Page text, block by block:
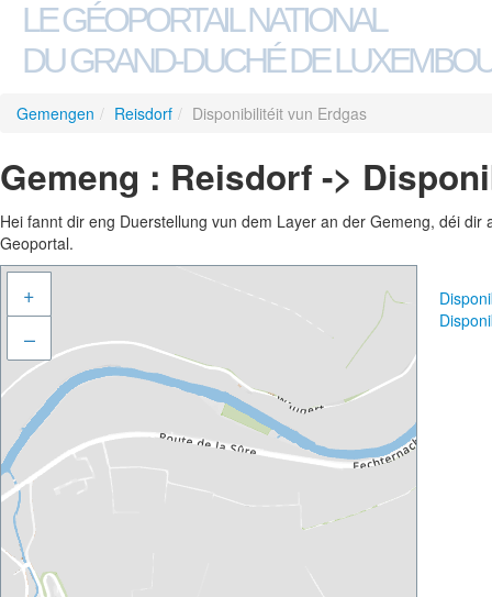
LE GÉOPORTAIL NATIONAL
DU GRAND-DUCHÉ DE
Gemengen / Reisdorf / Disponibilitéit vun Erdgas
Gemeng : Reisdorf ->
Hei fannt dir eng Duerstellung vun dem Layer an der Gemeng, déi
Geoportal.
+
–